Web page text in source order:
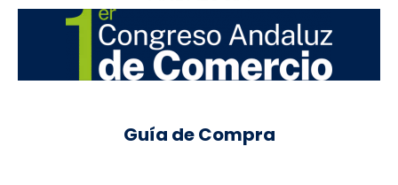
Guía de Compra